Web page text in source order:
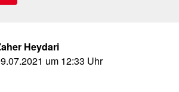
Heydari
um 12:33 Uhr